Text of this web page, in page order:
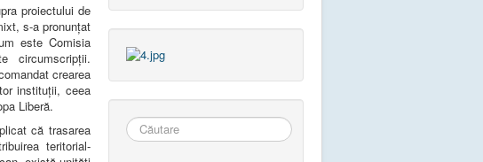
proiectului de
s-a pronunțat
este Comisia
circumscripții.
crearea
instituții, ceea
Liberă.
că trasarea
teritorial-
Căutare
...